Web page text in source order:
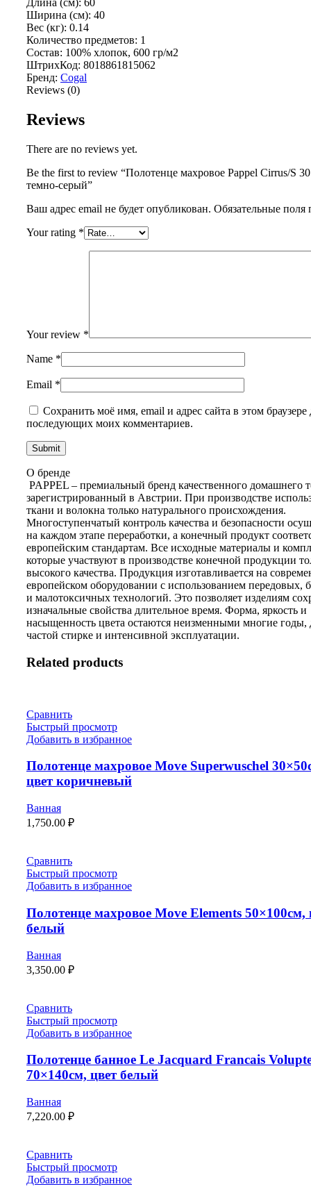
Длина (см): 60
Ширина (см): 40
Вес (кг): 0.14
Количество предметов: 1
Состав: 100% хлопок, 600 гр/м2
ШтрихКод: 8018861815062
Бренд: Cogal
Reviews (0)
Reviews
There are no reviews yet.
Be the first to review “Полотенце махровое Pappel Cirrus/S
темно-серый”
Ваш адрес email не будет опубликован. Обязательные
Your rating *
Your review *
Name *
Email *
Сохранить моё имя, email и адрес сайта в этом браузере
последующих моих комментариев.
О бренде
PAPPEL – премиальный бренд качественного домашнего
зарегистрированный в Австрии. При производстве
ткани и волокна только натурального происхождения.
Многоступенчатый контроль качества и безопасности
на каждом этапе переработки, а конечный продукт
европейским стандартам. Все исходные материалы и
которые участвуют в производстве конечной продукции
высокого качества. Продукция изготавливается на
европейском оборудовании с использованием передовых,
и малотоксичных технологий. Это позволяет изделиям
изначальные свойства длительное время. Форма, яркость и
насыщенность цвета остаются неизменными многие годы,
частой стирке и интенсивной эксплуатации.
Related products
Сравнить
Быстрый просмотр
Добавить в избранное
Полотенце махровое Move Superwuschel
цвет коричневый
Ванная
1,750.00 ₽
Сравнить
Быстрый просмотр
Добавить в избранное
Полотенце махровое Move Elements 50×100см,
белый
Ванная
3,350.00 ₽
Сравнить
Быстрый просмотр
Добавить в избранное
Полотенце банное Le Jacquard Francais
70×140см, цвет белый
Ванная
7,220.00 ₽
Сравнить
Быстрый просмотр
Добавить в избранное